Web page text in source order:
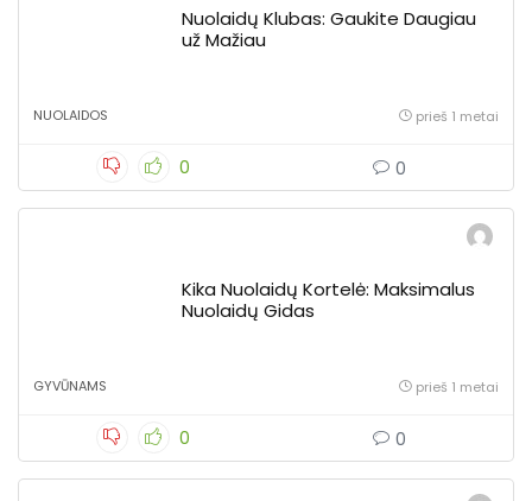
Nuolaidų Klubas: Gaukite Daugiau
už Mažiau
NUOLAIDOS prieš 1 metai
0 0
Kika Nuolaidų Kortelė: Maksimalus
Nuolaidų Gidas
GYVŪNAMS prieš 1 metai
0 0